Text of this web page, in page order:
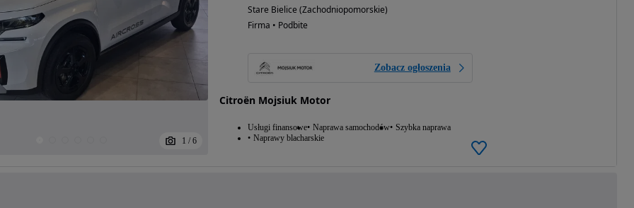
1 / 6
Stare Bielice (Zachodniopomorskie)
Firma • Podbite
Zobacz ogłoszenia
Citroën Mojsiuk Motor
Usługi finansowe Naprawa samochodów Szybka naprawa
Naprawy blacharskie